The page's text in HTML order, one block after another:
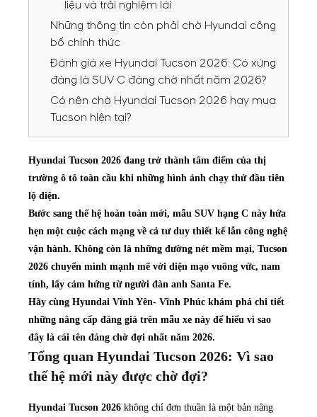
liệu và trải nghiệm lái
Những thông tin còn phải chờ Hyundai công
bố chính thức
Đánh giá xe Hyundai Tucson 2026: Có xứng
đáng là SUV C đáng chờ nhất năm 2026?
Có nên chờ Hyundai Tucson 2026 hay mua
Tucson hiện tại?
Hyundai Tucson 2026 đang trở thành tâm điểm của thị
trường ô tô toàn cầu khi những hình ảnh chạy thử đầu tiên
lộ diện.
Bước sang thế hệ hoàn toàn mới, mẫu SUV hạng C này hứa
hẹn một cuộc cách mạng về cả tư duy thiết kế lẫn công nghệ
vận hành. Không còn là những đường nét mềm mại, Tucson
2026 chuyển mình mạnh mẽ với diện mạo vuông vức, nam
tính, lấy cảm hứng từ người đàn anh Santa Fe.
Hãy cùng Hyundai Vĩnh Yên- Vĩnh Phúc khám phá chi tiết
những nâng cấp đáng giá trên mẫu xe này để hiểu vì sao
đây là cái tên đáng chờ đợi nhất năm 2026.
Tổng quan Hyundai Tucson 2026: Vì sao
thế hệ mới này được chờ đợi?
Hyundai Tucson 2026 không chỉ đơn thuần là một bản nâng